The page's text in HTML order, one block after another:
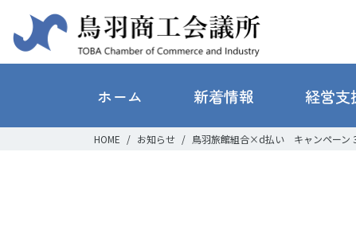
ホーム 新着情報 経営支
HOME お知らせ 鳥羽旅館組合×d払い キャンペーン 3